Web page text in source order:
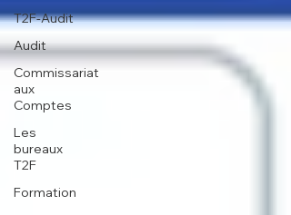
T2F-Audit
Audit
Commissariat
aux
Comptes
Les
bureaux
T2F
Formation